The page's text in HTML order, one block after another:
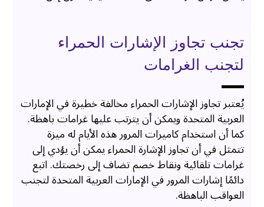
تجنب تجاوز الإشارات الحمراء
لتجنب الغرامات
يُعتبر تجاوز الإشارات الحمراء مخالفة خطيرة في الإمارات
العربية المتحدة ويمكن أن يترتب عليها غرامات باهظة.
كما أن استخدام كاميرات المرور هذه الأيام له ميزة
تتمثل في أن تجاوز الإشارة الحمراء يمكن أن يؤدي إلى
غرامات تلقائية ونقاط خصم تضاف إلى رخصتك. اتبع
دائمًا إشارات المرور في الإمارات العربية المتحدة لتجنب
العواقب الباهظة.